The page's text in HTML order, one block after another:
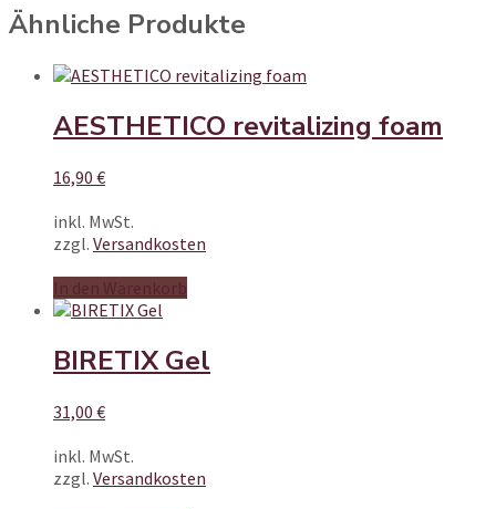
Ähnliche Produkte
AESTHETICO revitalizing foam
16,90 €
inkl. MwSt.
zzgl. Versandkosten
In den Warenkorb
BIRETIX Gel
31,00 €
inkl. MwSt.
zzgl. Versandkosten